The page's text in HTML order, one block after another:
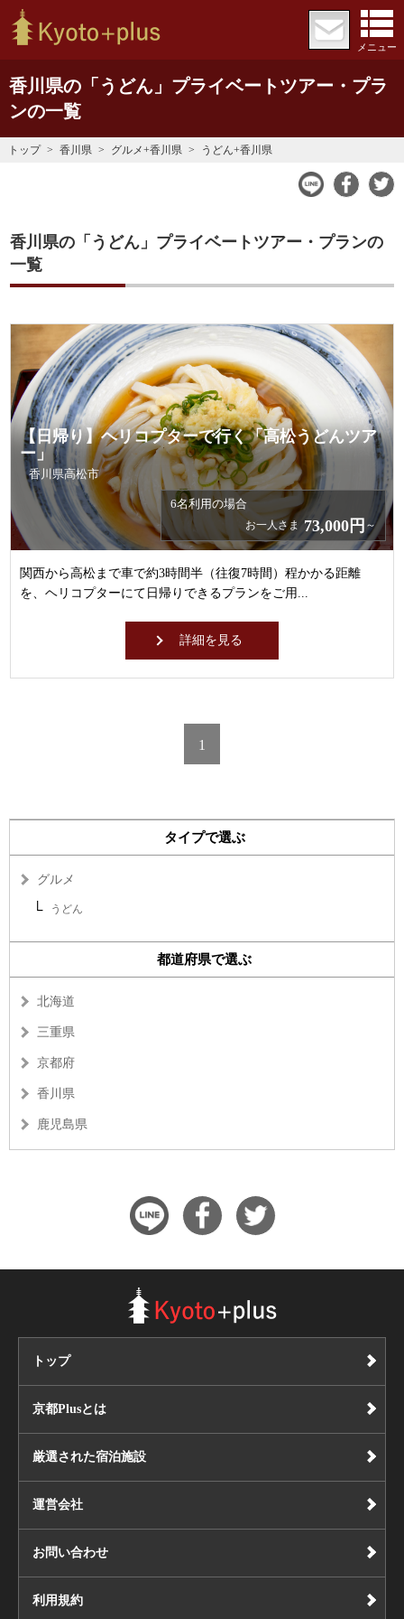
メニュー
香川県の「うどん」プライベートツアー・プラ
ンの一覧
トップ 香川県 グルメ+香川県 うどん+香川県
香川県の「うどん」プライベートツアー・プランの
一覧
【日帰り】ヘリコプターで行く「高松うどんツア
ー」
香川県高松市
6名利用の場合
お一人さま 73,000円 ～
関西から高松まで車で約3時間半（往復7時間）程かかる距離
を、ヘリコプターにて日帰りできるプランをご用...
詳細を見る
1
タイプで選ぶ
グルメ
うどん
都道府県で選ぶ
北海道
三重県
京都府
香川県
鹿児島県
トップ
京都Plusとは
厳選された宿泊施設
運営会社
お問い合わせ
利用規約